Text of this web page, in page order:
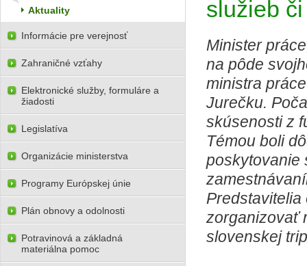
služieb
Minister
na pôde
ministra
Jurečku.
skúsenosti z
Témou boli
poskytovanie
zorganizovať
slovenskej
Aktuality
Informácie pre verejnosť
Zahraničné vzťahy
Elektronické služby, formuláre a
žiadosti
Legislatíva
Organizácie ministerstva
Programy Európskej únie
Plán obnovy a odolnosti
Potravinová a základná
materiálna pomoc